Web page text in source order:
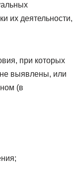
их деятельности,
при которых
не выявлены, или
(в